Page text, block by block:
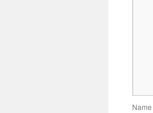
Name